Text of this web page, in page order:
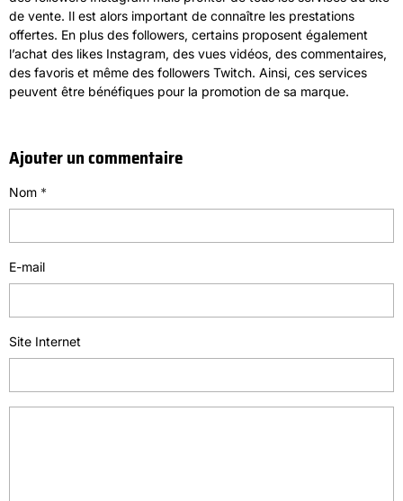
de vente. Il est alors important de connaître les prestations
offertes. En plus des followers, certains proposent également
l’achat des likes Instagram, des vues vidéos, des commentaires,
des favoris et même des followers Twitch. Ainsi, ces services
peuvent être bénéfiques pour la promotion de sa marque.
Ajouter un commentaire
Nom
E-mail
Site Internet